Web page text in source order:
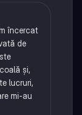
încercat
de
și,
lucruri,
mi-au